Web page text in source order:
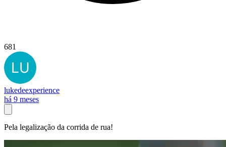
681
lukedeexperience
há 9 meses
Pela legalização da corrida de rua!